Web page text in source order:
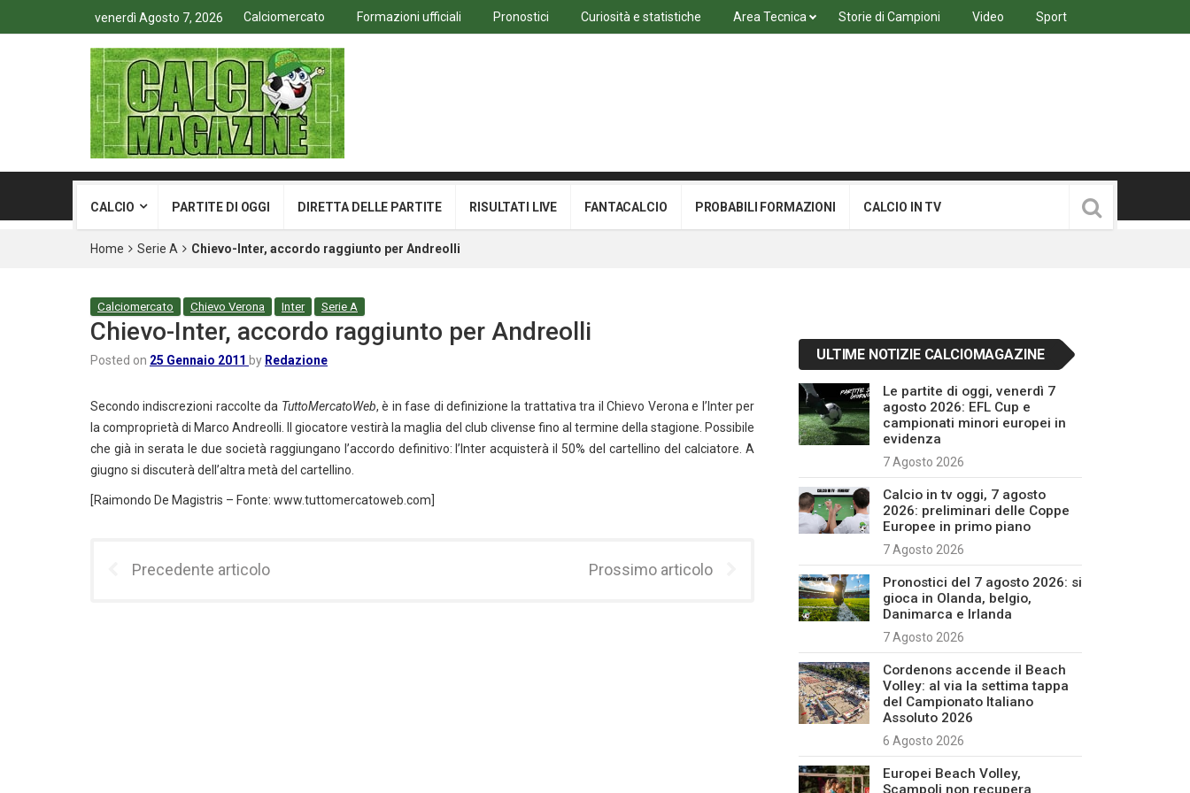
venerdì Agosto 7, 2026 Calciomercato Formazioni ufficiali Pronostici Curiosità e statistiche Area Tecnica Storie di Campioni Video Sport
CALCIO PARTITE DI OGGI DIRETTA DELLE PARTITE RISULTATI LIVE FANTACALCIO PROBABILI FORMAZIONI CALCIO IN TV
Home Serie A Chievo-Inter, accordo raggiunto per Andreolli
Calciomercato Chievo Verona Inter Serie A
Chievo-Inter, accordo raggiunto per Andreolli
Posted on 25 Gennaio 2011 by Redazione
Secondo indiscrezioni raccolte da TuttoMercatoWeb, è in fase di definizione la trattativa tra il Chievo Verona e l’Inter per
la comproprietà di Marco Andreolli. Il giocatore vestirà la maglia del club clivense fino al termine della stagione. Possibile
che già in serata le due società raggiungano l’accordo definitivo: l’Inter acquisterà il 50% del cartellino del calciatore. A
giugno si discuterà dell’altra metà del cartellino.
[Raimondo De Magistris – Fonte: www.tuttomercatoweb.com]
Precedente articolo Prossimo articolo
ULTIME NOTIZIE CALCIOMAGAZINE
Le partite di oggi, venerdì 7
agosto 2026: EFL Cup e
campionati minori europei in
evidenza
7 Agosto 2026
Calcio in tv oggi, 7 agosto
2026: preliminari delle Coppe
Europee in primo piano
7 Agosto 2026
Pronostici del 7 agosto 2026: si
gioca in Olanda, belgio,
Danimarca e Irlanda
7 Agosto 2026
Cordenons accende il Beach
Volley: al via la settima tappa
del Campionato Italiano
Assoluto 2026
6 Agosto 2026
Europei Beach Volley,
Scampoli non recupera